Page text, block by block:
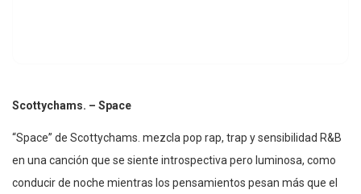
Scottychams. – Space
“Space” de Scottychams. mezcla pop rap, trap y sensibilidad R&B
en una canción que se siente introspectiva pero luminosa, como
conducir de noche mientras los pensamientos pesan más que el